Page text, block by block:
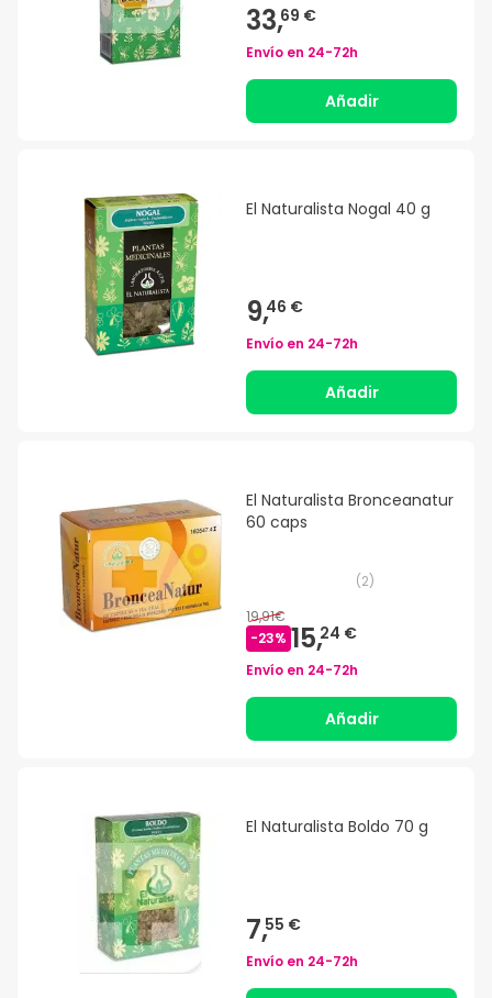
33,69 €
Envío en 24-72h
Añadir
El Naturalista Nogal 40 g
9,46 €
Envío en 24-72h
Añadir
El Naturalista Bronceanatur
60 caps
(2)
19,91€
-23% 15,24 €
Envío en 24-72h
Añadir
El Naturalista Boldo 70 g
7,55 €
Envío en 24-72h